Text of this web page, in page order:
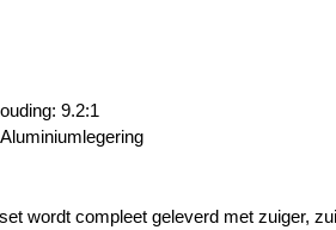
9.2:1
wordt compleet geleverd met zuiger,